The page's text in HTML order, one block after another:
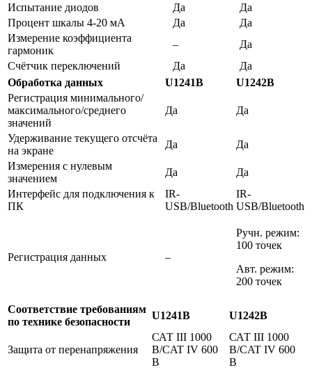
Испытание диодов
Да
Да
Процент шкалы 4-20 мА
Да
Да
Измерение коэффициента
гармоник
–
Да
Cчётчик переключений
Да
Да
Обработка данных
U1241B
U1242B
Регистрация минимального/
максимального/среднего
значений
Да Да
Удерживание текущего отсчёта
на экране
Да
Да
Измерения с нулевым
значением
Да
Да
Интерфейс для подключения к
ПК
IR-
USB/Bluetooth
IR-
USB/Bluetooth
Регистрация данных –
Ручн. режим:
100 точек
Авт. режим:
200 точек
Соответствие требованиям
по технике безопасности
U1241B U1242B
Защита от перенапряжения
САТ III 1000
В/CAT IV 600
В
САТ III 1000
В/CAT IV 600
В